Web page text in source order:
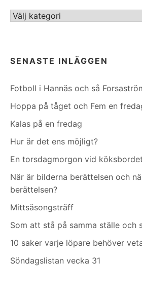
Kategorier
SENASTE INLÄGGEN
Fotboll i Hannäs och så
Hoppa på tåget och Fem en
Kalas på en fredag
Hur är det ens möjligt?
En torsdagmorgon vid köksbordet
När är bilderna berättelsen och
berättelsen?
Mittsäsongsträff
Som att stå på samma ställe och
10 saker varje löpare behöver
Söndagslistan vecka 31